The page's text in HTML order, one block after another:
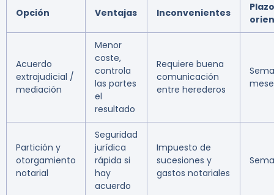
Opción Ventajas Inconvenientes
Plazo
Acuerdo
extrajudicial /
mediación
Menor
coste,
controla
las partes
el
resultado
Requiere buena
comunicación
entre herederos
Partición y
otorgamiento
notarial
Seguridad
jurídica
rápida si
hay
acuerdo
Impuesto de
sucesiones y
gastos notariales